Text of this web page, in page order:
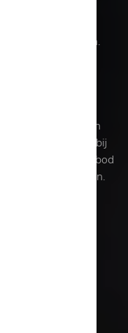
jezelf iets mag
van die ene wagen.
honderd keer
tijd om je
te tillen.
met onze merken
je precies wat bij
uitgebreide aanbod
het verschil maken.